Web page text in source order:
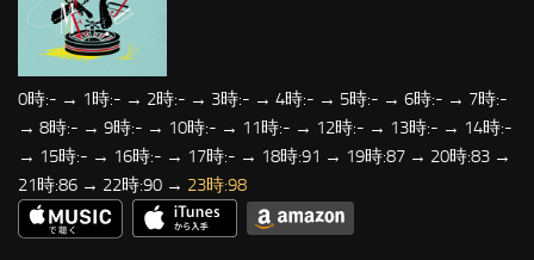
0時:- → 1時:- → 2時:- → 3時:- → 4時:- → 5時:- → 6時:- → 7時:-
→ 8時:- → 9時:- → 10時:- → 11時:- → 12時:- → 13時:- → 14時:-
→ 15時:- → 16時:- → 17時:- → 18時:91 → 19時:87 → 20時:83 →
21時:86 → 22時:90 → 23時:98